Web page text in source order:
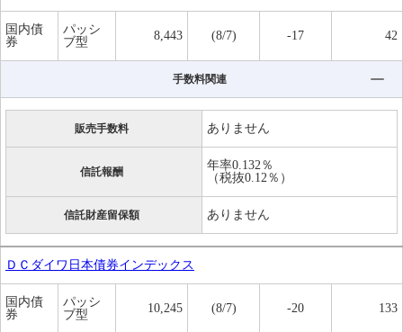
国内債
券
パッシ
ブ型
8,443 (8/7) -17 42
手数料関連
販売手数料 ありません
信託報酬
年率0.132％
（税抜0.12％）
信託財産留保額 ありません
ＤＣダイワ日本債券インデックス
国内債
券
パッシ
ブ型
10,245 (8/7) -20 133